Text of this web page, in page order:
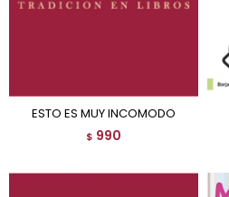
ESTO ES MUY INCOMODO
$ 990